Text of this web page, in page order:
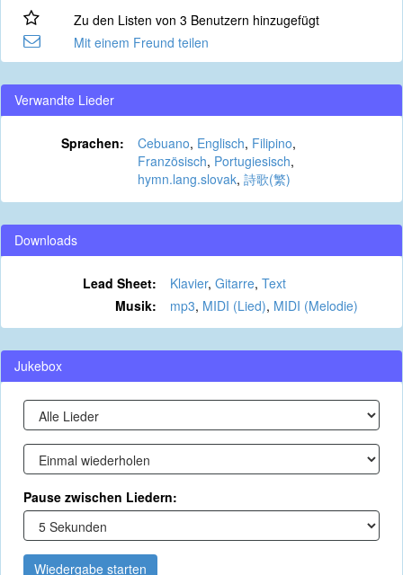
Zu den Listen von 3 Benutzern hinzugefügt
Mit einem Freund teilen
Verwandte Lieder
Sprachen: Cebuano, Englisch, Filipino,
Französisch, Portugiesisch,
hymn.lang.slovak, 詩歌(繁)
Downloads
Lead Sheet: Klavier, Gitarre, Text
Musik:
mp3, MIDI (Lied), MIDI (Melodie)
Jukebox
Pause zwischen Liedern:
Wiedergabe starten